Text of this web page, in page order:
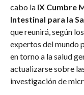
cabo la IX Cumbre
Intestinal para la
que reunirá, según
expertos del mundo
en torno a la salud
actualizarse sobre
investigación de